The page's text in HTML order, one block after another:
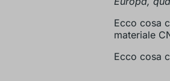
Ecco cosa
materiale
Ecco cosa